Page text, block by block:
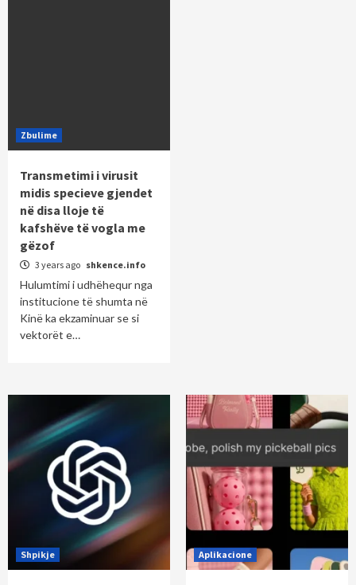
Zbulime
Transmetimi i virusit
midis specieve gjendet
në disa lloje të
kafshëve të vogla me
gëzof
3 years ago shkence.info
Hulumtimi i udhëhequr nga
institucione të shumta në
Kinë ka ekzaminuar se si
vektorët e…
Shpikje Aplikacione